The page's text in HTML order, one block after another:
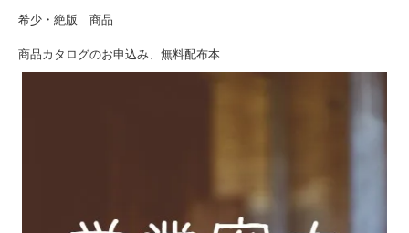
希少・絶版 商品
商品カタログのお申込み、無料配布本